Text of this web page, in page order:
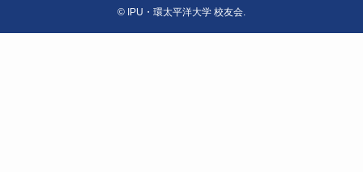
© IPU・環太平洋大学 校友会.